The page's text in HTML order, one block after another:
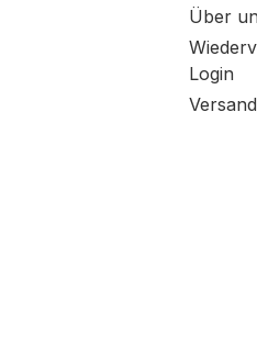
Über
Login